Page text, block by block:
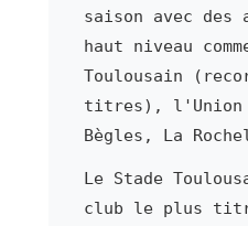
saison avec des
haut niveau
Toulousain
titres), l'Union
Bègles, La
Le Stade
club le plus